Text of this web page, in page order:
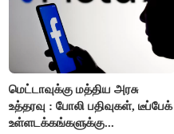
மெட்டாவுக்கு மத்திய அரசு
உத்தரவு : போலி பதிவுகள், டீப்பேக்
உள்ளடக்கங்களுக்கு...